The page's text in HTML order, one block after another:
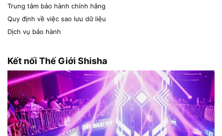
Trung tâm bảo hành chính hãng
Quy định về việc sao lưu dữ liệu
Dịch vụ bảo hành
Kết nối Thế Giới Shisha